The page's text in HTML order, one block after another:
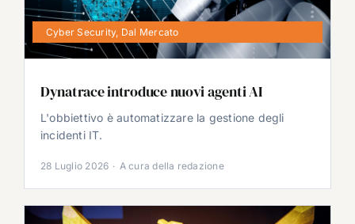
Cyber Security, Dal Mercato
Dynatrace introduce nuovi agenti AI
L'obbiettivo è automatizzare la gestione degli
incidenti IT.
28 Luglio 2026 · A cura della redazione